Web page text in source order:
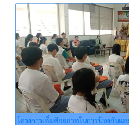
โครงการเพิ่มศักยภาพในการป้องกันแ